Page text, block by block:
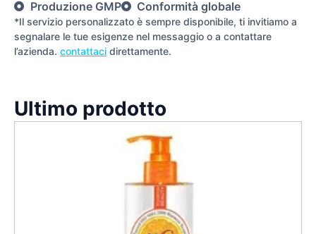
Produzione GMP
Conformità globale
*Il servizio personalizzato è sempre disponibile, ti invitiamo a
segnalare le tue esigenze nel messaggio o a contattare
l’azienda. contattaci direttamente.
Ultimo prodotto